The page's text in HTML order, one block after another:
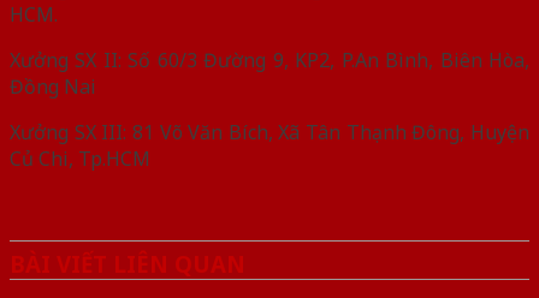
HCM.
Xưởng SX II: Số 60/3 Đường 9, KP2, P.An Bình, Biên Hòa,
Đồng Nai
Xưởng SX III: 81 Võ Văn Bích, Xã Tân Thạnh Đông, Huyện
Củ Chi, Tp.HCM
BÀI VIẾT LIÊN QUAN